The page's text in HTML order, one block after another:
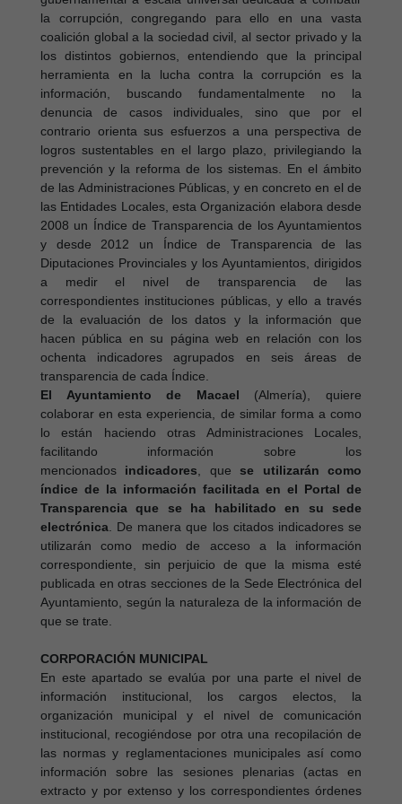
la corrupción, congregando para ello en una vasta
coalición global a la sociedad civil, al sector privado y la
los distintos gobiernos, entendiendo que la principal
herramienta en la lucha contra la corrupción es la
información, buscando fundamentalmente no la
denuncia de casos individuales, sino que por el
contrario orienta sus esfuerzos a una perspectiva de
logros sustentables en el largo plazo, privilegiando la
prevención y la reforma de los sistemas. En el ámbito
de las Administraciones Públicas, y en concreto en el de
las Entidades Locales, esta Organización elabora desde
2008 un Índice de Transparencia de los Ayuntamientos
y desde 2012 un Índice de Transparencia de las
Diputaciones Provinciales y los Ayuntamientos, dirigidos
a medir el nivel de transparencia de las
correspondientes instituciones públicas, y ello a través
de la evaluación de los datos y la información que
hacen pública en su página web en relación con los
ochenta indicadores agrupados en seis áreas de
transparencia de cada Índice.
El Ayuntamiento de Macael (Almería), quiere
colaborar en esta experiencia, de similar forma a como
lo están haciendo otras Administraciones Locales,
facilitando información sobre los
mencionados indicadores , que se utilizarán como
índice de la información facilitada en el Portal de
Transparencia que se ha habilitado en su sede
electrónica . De manera que los citados indicadores se
utilizarán como medio de acceso a la información
correspondiente, sin perjuicio de que la misma esté
publicada en otras secciones de la Sede Electrónica del
Ayuntamiento, según la naturaleza de la información de
que se trate.
CORPORACIÓN MUNICIPAL
En este apartado se evalúa por una parte el nivel de
información institucional, los cargos electos, la
organización municipal y el nivel de comunicación
institucional, recogiéndose por otra una recopilación de
las normas y reglamentaciones municipales así como
información sobre las sesiones plenarias (actas en
extracto y por extenso y los correspondientes órdenes